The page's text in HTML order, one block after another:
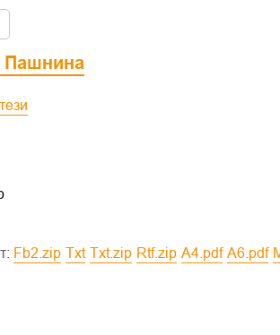
Пашнина
fb2.zip txt txt.zip rtf.zip a4.pdf a6.pdf